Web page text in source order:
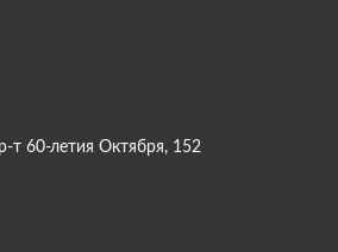
т 60-летия Октября, 152